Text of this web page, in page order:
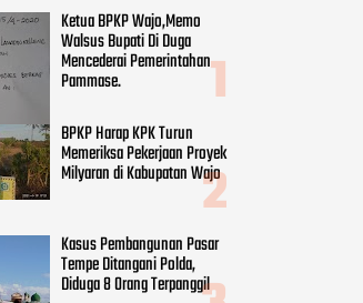
Ketua BPKP Wajo,Memo
Walsus Bupati Di Duga
Mencederai Pemerintahan
Pammase.
BPKP Harap KPK Turun
Memeriksa Pekerjaan Proyek
Milyaran di Kabupatan Wajo
Kasus Pembangunan Pasar
Tempe Ditangani Polda,
Diduga 8 Orang Terpanggil